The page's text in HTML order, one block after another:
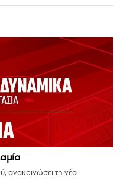
ανακοινώσει τη νέα